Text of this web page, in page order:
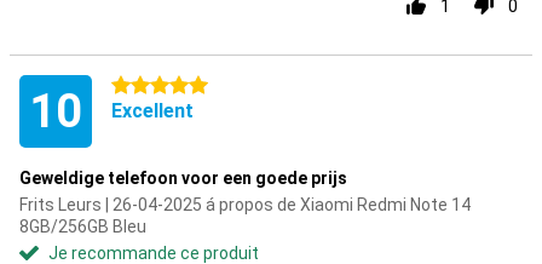
1 0
10 5 étoiles
Excellent
Geweldige telefoon voor een goede prijs
Frits Leurs | 26-04-2025 á propos de Xiaomi Redmi Note 14
8GB/256GB Bleu
Je recommande ce produit